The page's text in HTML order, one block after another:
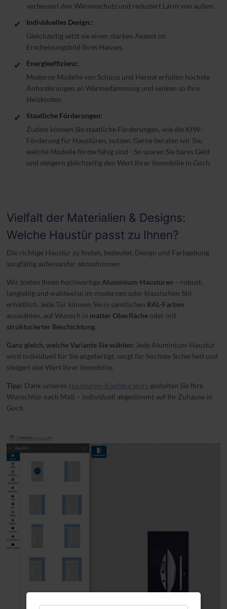
verbessert den Wärmeschutz und reduziert Lärm von außen.
✔
Individuelles Design::
Gleichzeitig setzt sie einen starken Akzent im
Erscheinungsbild Ihres Hauses.
✔
Energieeffizienz:
Moderne Modelle von Schüco und Heroal erfüllen höchste
Anforderungen an Wärmedämmung und senken so Ihre
Heizkosten.
✔
Staatliche Förderungen:
Zudem können Sie staatliche Förderungen, wie die KfW-
Förderung für Haustüren, nutzen. Gerne beraten wir Sie,
welche Modelle förderfähig sind - So sparen Sie bares Geld
und steigern gleichzeitig den Wert Ihrer Immobilie in Goch.
Vielfalt der Materialien & Designs:
Welche Haustür passt zu Ihnen?
Die richtige Haustür zu finden, bedeutet, Design und Farbgebung
sorgfältig aufeinander abzustimmen.
Wir bieten Ihnen hochwertige Aluminium-Haustüren – robust,
langlebig und wahlweise im modernen oder klassischen Stil
erhältlich. Jede Tür können Sie in sämtlichen RAL-Farben
auswählen, auf Wunsch in matter Oberfläche oder mit
strukturierter Beschichtung.
Ganz gleich, welche Variante Sie wählen: Jede Aluminium-Haustür
wird individuell für Sie angefertigt, sorgt für höchste Sicherheit und
steigert den Wert Ihrer Immobilie.
Tipp: Dank unseres Haustüren-Konfigurators gestalten Sie Ihre
Wunschtür nach Maß – individuell abgestimmt auf Ihr Zuhause in
Goch.